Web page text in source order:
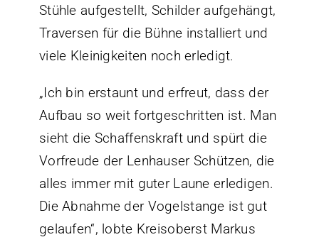
Stühle aufgestellt, Schilder aufgehängt,
Traversen für die Bühne installiert und
viele Kleinigkeiten noch erledigt.
„Ich bin erstaunt und erfreut, dass der
Aufbau so weit fortgeschritten ist. Man
sieht die Schaffenskraft und spürt die
Vorfreude der Lenhauser Schützen, die
alles immer mit guter Laune erledigen.
Die Abnahme der Vogelstange ist gut
gelaufen“, lobte Kreisoberst Markus